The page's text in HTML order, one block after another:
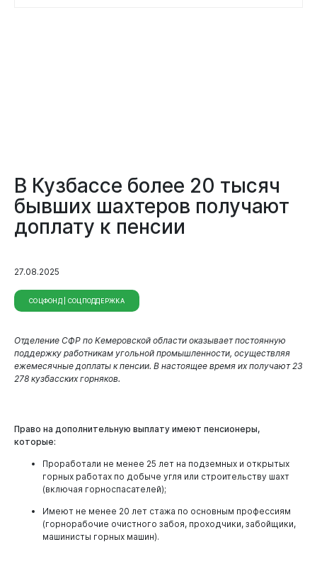
Виртуальная
В Кузбассе более 20 тысяч
бывших шахтеров получают
доплату к пенсии
27.08.2025
СОЦФОНД | СОЦПОДДЕРЖКА
Отделение СФР по Кемеровской области оказывает постоянную
поддержку работникам угольной промышленности, осуществляя
ежемесячные доплаты к пенсии. В настоящее время их получают 23
278 кузбасских горняков.
Право на дополнительную выплату имеют пенсионеры,
которые:
Проработали не менее 25 лет на подземных и открытых
горных работах по добыче угля или строительству шахт
(включая горноспасателей);
Имеют не менее 20 лет стажа по основным профессиям
(горнорабочие очистного забоя, проходчики, забойщики,
машинисты горных машин).